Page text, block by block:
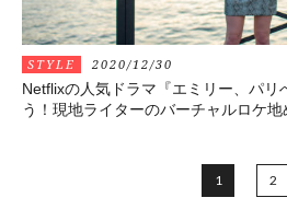
STYLE 2020/12/30
Netflixの人気ドラマ『エミリー、パリ
う！現地ライターのバーチャルロケ地
1 2